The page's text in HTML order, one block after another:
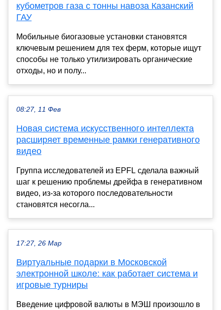
кубометров газа с тонны навоза Казанский
ГАУ
Мобильные биогазовые установки становятся
ключевым решением для тех ферм, которые ищут
способы не только утилизировать органические
отходы, но и полу...
08:27, 11 Фев
Новая система искусственного интеллекта
расширяет временные рамки генеративного
видео
Группа исследователей из EPFL сделала важный
шаг к решению проблемы дрейфа в генеративном
видео, из-за которого последовательности
становятся несогла...
17:27, 26 Мар
Виртуальные подарки в Московской
электронной школе: как работает система и
игровые турниры
Введение цифровой валюты в МЭШ произошло в